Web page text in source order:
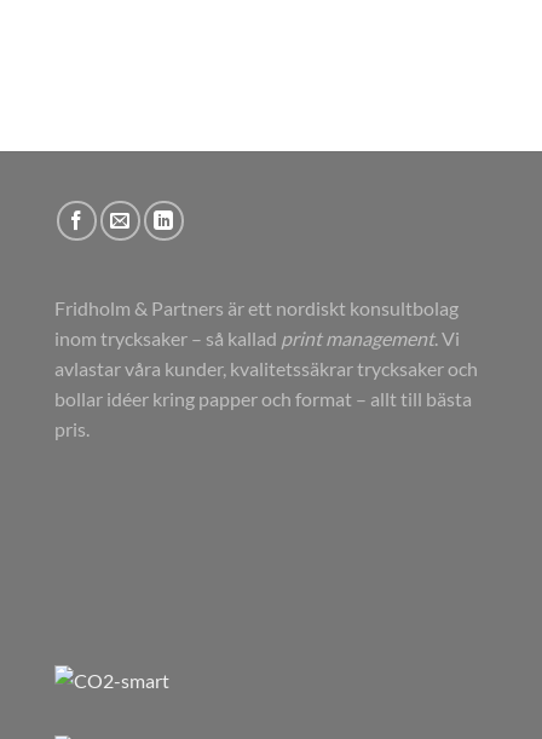
Fridholm & Partners är ett nordiskt konsultbolag
inom trycksaker – så kallad print management. Vi
avlastar våra kunder, kvalitetssäkrar trycksaker och
bollar idéer kring papper och format – allt till bästa
pris.